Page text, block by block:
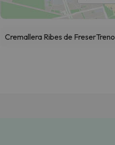
Cremallera Ribes de Freser